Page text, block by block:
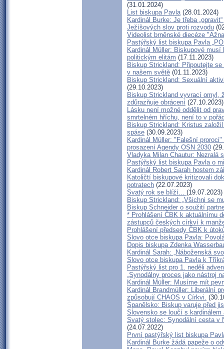
(31.01.2024)
List biskupa Pavla(28.01.2024)
Kardinál Burke: Je třeba
Ježíšových slov proti rozvodu
Videolist brněnské diecéze
Pastýřský list biskupa Pavla
Kardinál Müller: Biskupové
politickým elitám (17.11.2023)
Biskup Strickland: Připoutejte
v našem světě (01.11.2023)
Biskup Strickland: Sexuální
(29.10.2023)
Biskup Strickland vyvrací omyl,
zdůrazňuje obrácení (27.10.2023)
Lásku není možné oddělit od
smrtelném hříchu, není to v
Biskup Strickland: Kristus
spáse (30.09.2023)
Kardinál Müller: "Falešní
prosazení Agendy OSN 2030
Vladyka Milan Chautur: Nezralá
Pastýřský list biskupa Pavla o
Kardinál Robert Sarah hostem
Katoličtí biskupové kritizovali
potratech (22.07.2023)
Svatý rok se blíží... (19.07.2023)
Biskup Strickland: „Všichni se
Biskup Schneider o soužití
* Prohlášení ČBK k aktuálnímu
zástupců českých církví k
Prohlášení předsedy ČBK k
Slovo otce biskupa Pavla:
Dopis biskupa Zdenka
Kardinál Sarah: „Náboženská
Slovo otce biskupa Pavla k
Pastýřský list pro 1. neděli
„Synodálny proces jako nástroj
Kardinál Müller: Musíme mít
Kardinál Brandmüller: Liberální
způsobují CHAOS v Církvi.
Španělsko: Biskup varuje před
Slovensko se loučí s kardinálem
Svatý stolec: Synodální cesta v
(24.07.2022)
První pastýřský list biskupa
Kardinál Burke žádá papeže o